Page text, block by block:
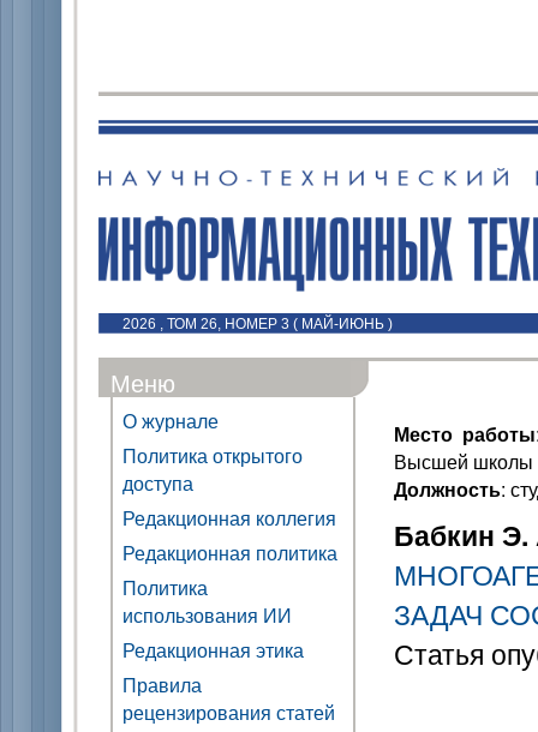
2026 , ТОМ 26, НОМЕР 3 ( МАЙ-ИЮНЬ )
Меню
О журнале
Политика открытого
доступа
Редакционная коллегия
Редакционная политика
Политика
использования ИИ
Редакционная этика
Правила
рецензирования статей
Место работы
Высшей школы
Должность:
Бабкин Э.
ЗАДАЧ
Статья